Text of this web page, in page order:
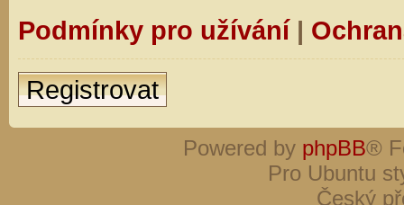
Podmínky pro užívání|
Registrovat
Powered by phpBB®
Pro Ubuntu
Český